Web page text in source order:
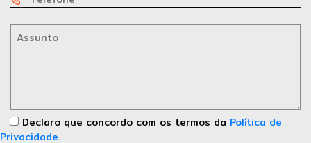
Declaro que concordo com os termos da Política de
Privacidade.